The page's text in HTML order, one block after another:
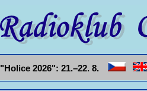
"Holice 2026": 21.–22. 8.